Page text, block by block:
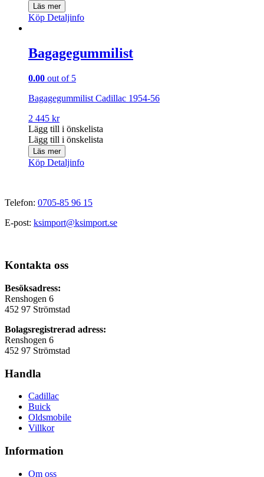
Läs mer
Köp Detaljinfo
Bagagegummilist
0.00 out of 5
Bagagegummilist Cadillac 1954-56
2 445 kr
Lägg till i önskelista
Lägg till i önskelista
Läs mer
Köp Detaljinfo
Telefon: 0705-85 96 15
E-post: ksimport@ksimport.se
Kontakta oss
Besöksadress:
Renshogen 6
452 97 Strömstad
Bolagsregistrerad adress:
Renshogen 6
452 97 Strömstad
Handla
Cadillac
Buick
Oldsmobile
Villkor
Information
Om oss